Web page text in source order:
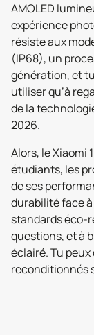
AMOLED
expérience
résiste aux
(IP68), un
génération, et
utiliser qu’à
de la
2026.
Alors, le Xiaomi
étudiants, les
de ses
durabilité face
standards éco-
questions, et à
éclairé. Tu
reconditionnés